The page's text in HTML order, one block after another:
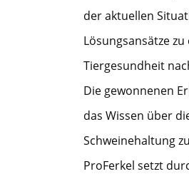
der aktuellen
Lösungsansätze
Tiergesundheit
Die gewonnenen
das Wissen über
Schweinehaltung
ProFerkel setzt